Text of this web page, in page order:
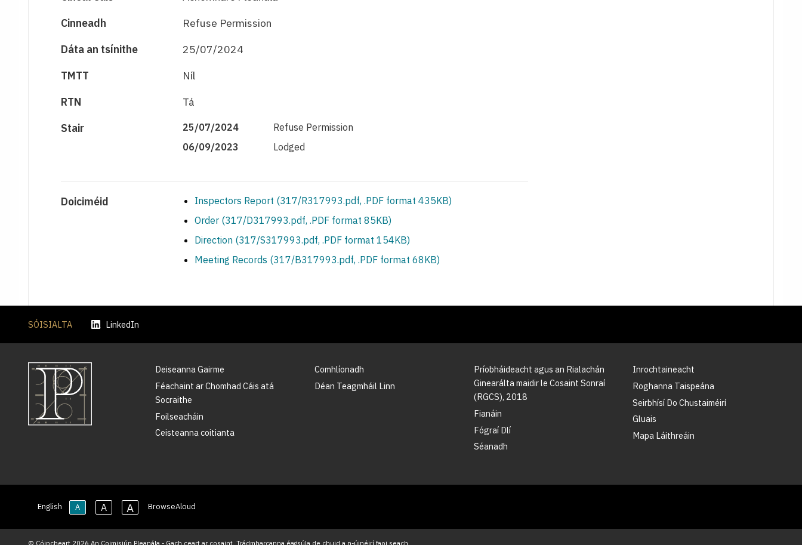
Cinneadh
Refuse Permission
Dáta an tsínithe
25/07/2024
TMTT
Níl
RTN
Tá
Stair
25/07/2024
Refuse Permission
06/09/2023
Lodged
Doiciméid
Inspectors Report (317/R317993.pdf, .PDF format 435KB)
Order (317/D317993.pdf, .PDF format 85KB)
Direction (317/S317993.pdf, .PDF format 154KB)
Meeting Records (317/B317993.pdf, .PDF format 68KB)
SÓISIALTA LinkedIn
Deiseanna Gairme
Féachaint ar Chomhad Cáis atá
Socraithe
Foilseacháin
Ceisteanna coitianta
Comhlíonadh
Déan Teagmháil Linn
Príobháideacht agus an Rialachán
Ginearálta maidir le Cosaint Sonraí
(RGCS), 2018
Fianáin
Fógraí Dlí
Séanadh
Inrochtaineacht
Roghanna Taispeána
Seirbhísí Do Chustaiméirí
Gluais
Mapa Láithreáin
English A A A BrowseAloud
© Cóipcheart 2026 An Coimisiún Pleanála - Gach ceart ar cosaint. Trádmharcanna éagsúla de chuid a n-úinéirí faoi seach.